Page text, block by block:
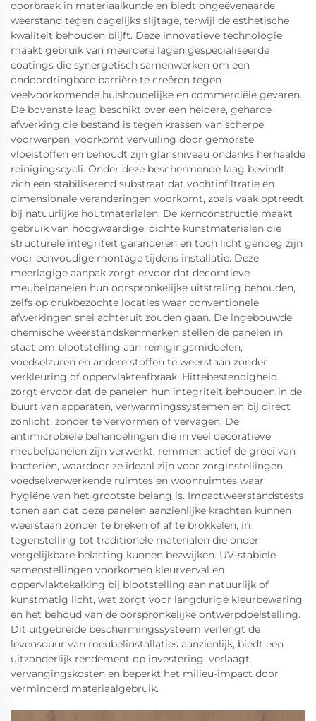
doorbraak in materiaalkunde en biedt ongeëvenaarde
weerstand tegen dagelijks slijtage, terwijl de esthetische
kwaliteit behouden blijft. Deze innovatieve technologie
maakt gebruik van meerdere lagen gespecialiseerde
coatings die synergetisch samenwerken om een
ondoordringbare barrière te creëren tegen
veelvoorkomende huishoudelijke en commerciële gevaren.
De bovenste laag beschikt over een heldere, geharde
afwerking die bestand is tegen krassen van scherpe
voorwerpen, voorkomt vervuiling door gemorste
vloeistoffen en behoudt zijn glansniveau ondanks herhaalde
reinigingscycli. Onder deze beschermende laag bevindt
zich een stabiliserend substraat dat vochtinfiltratie en
dimensionale veranderingen voorkomt, zoals vaak optreedt
bij natuurlijke houtmaterialen. De kernconstructie maakt
gebruik van hoogwaardige, dichte kunstmaterialen die
structurele integriteit garanderen en toch licht genoeg zijn
voor eenvoudige montage tijdens installatie. Deze
meerlagige aanpak zorgt ervoor dat decoratieve
meubelpanelen hun oorspronkelijke uitstraling behouden,
zelfs op drukbezochte locaties waar conventionele
afwerkingen snel achteruit zouden gaan. De ingebouwde
chemische weerstandskenmerken stellen de panelen in
staat om blootstelling aan reinigingsmiddelen,
voedselzuren en andere stoffen te weerstaan zonder
verkleuring of oppervlakteafbraak. Hittebestendigheid
zorgt ervoor dat de panelen hun integriteit behouden in de
buurt van apparaten, verwarmingssystemen en bij direct
zonlicht, zonder te vervormen of vervagen. De
antimicrobiële behandelingen die in veel decoratieve
meubelpanelen zijn verwerkt, remmen actief de groei van
bacteriën, waardoor ze ideaal zijn voor zorginstellingen,
voedselverwerkende ruimtes en woonruimtes waar
hygiëne van het grootste belang is. Impactweerstandstests
tonen aan dat deze panelen aanzienlijke krachten kunnen
weerstaan zonder te breken of af te brokkelen, in
tegenstelling tot traditionele materialen die onder
vergelijkbare belasting kunnen bezwijken. UV-stabiele
samenstellingen voorkomen kleurverval en
oppervlaktekalking bij blootstelling aan natuurlijk of
kunstmatig licht, wat zorgt voor langdurige kleurbewaring
en het behoud van de oorspronkelijke ontwerpdoelstelling.
Dit uitgebreide beschermingssysteem verlengt de
levensduur van meubelinstallaties aanzienlijk, biedt een
uitzonderlijk rendement op investering, verlaagt
vervangingskosten en beperkt het milieu-impact door
verminderd materiaalgebruik.